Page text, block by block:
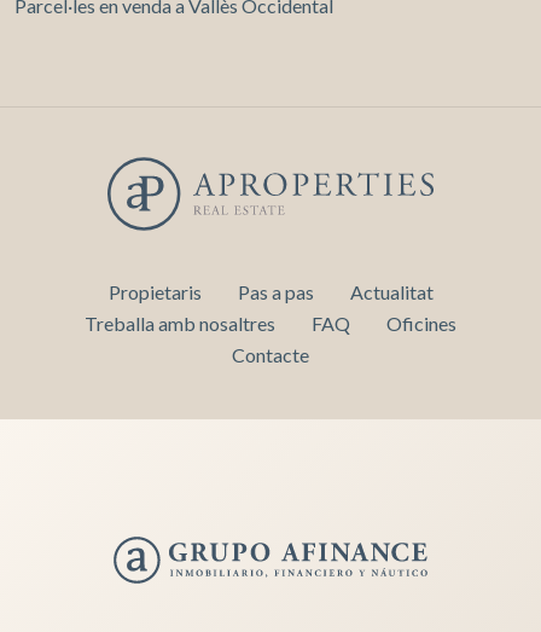
Parcel·les en venda a Vallès Occidental
Propietaris Pas a pas
Actualitat
Treballa amb nosaltres
FAQ
Oficines
Contacte